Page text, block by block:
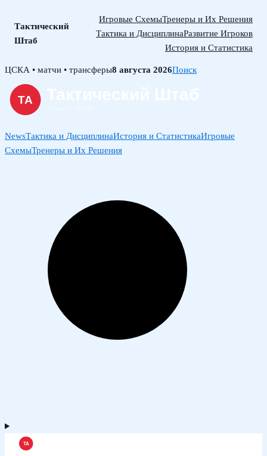
Тактический
Штаб
Игровые СхемыТренеры и Их Решения
Тактика и ДисциплинаРазвитие Игроков
История и Статистика
Skip
content
ЦСКА • матчи • трансферы8 августа 2026Поиск
NewsТактика и ДисциплинаИстория и СтатистикаИгровые
СхемыТренеры и Их Решения